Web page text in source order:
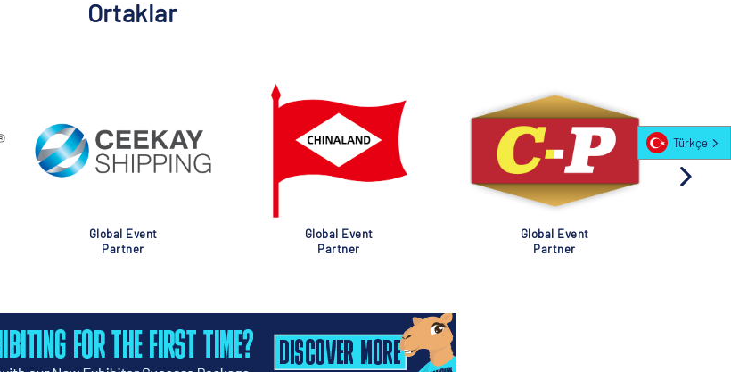
Ortaklar
Global Event
Partner
Global Event
Partner
Global Event
Partner
Türkçe